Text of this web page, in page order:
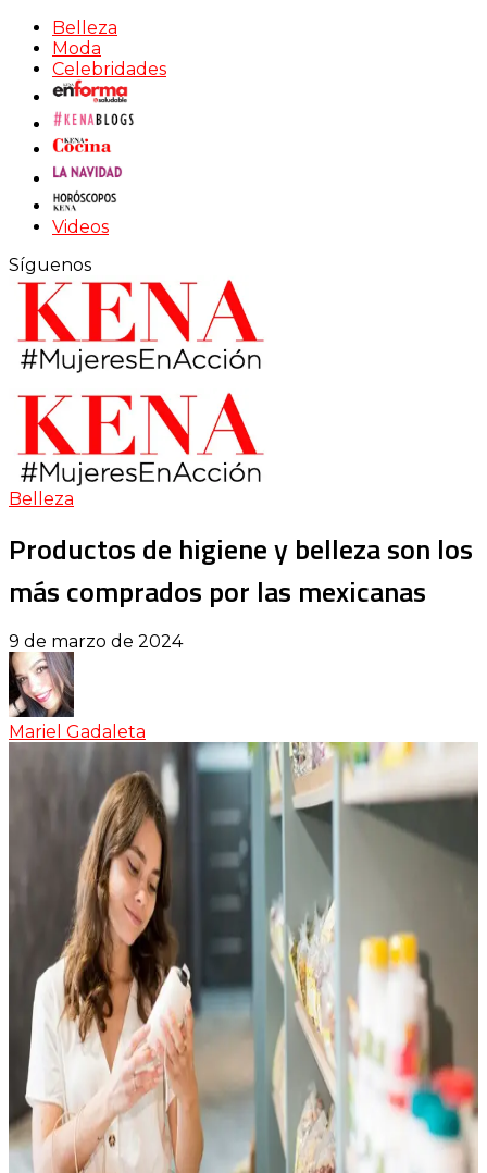
Belleza
Moda
Celebridades
Videos
Síguenos
Belleza
Productos de higiene y belleza son los
más comprados por las mexicanas
9 de marzo de 2024
Mariel Gadaleta